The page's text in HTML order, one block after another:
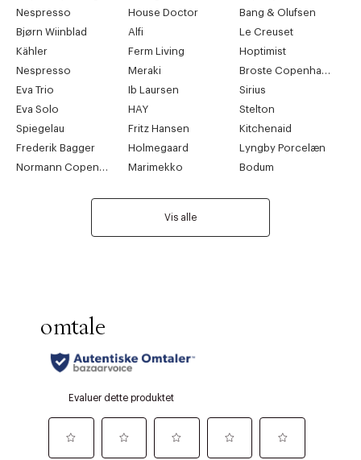
Nespresso
House Doctor
Bang & Olufsen
Bjørn Wiinblad
Alfi
Le Creuset
Kähler
Ferm Living
Hoptimist
Nespresso
Meraki
Broste Copenhagen
Eva Trio
Ib Laursen
Sirius
Eva Solo
HAY
Stelton
Spiegelau
Fritz Hansen
Kitchenaid
Frederik Bagger
Holmegaard
Lyngby Porcelæn
Normann Copenhagen
Marimekko Bodum
Vis alle